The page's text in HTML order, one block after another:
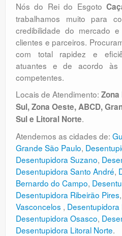
Nós do Rei do Esgoto
trabalhamos muito para
credibilidade do mercado
clientes e parceiros.
com total rapidez e
atuantes e de acordo às
competentes.
Locais de Atendimento: Zona
Sul, Zona Oeste, ABCD,
Sul e Litoral Norte.
Atendemos as cidades de:
Grande São Paulo,
Desentupidora Suzano,
Desentupidora Santo André,
Bernardo do Campo,
Desentupidora Ribeirão Pires,
Vasconcelos ,
Desentupidora Osasco,
Desentupidora Litoral Norte.